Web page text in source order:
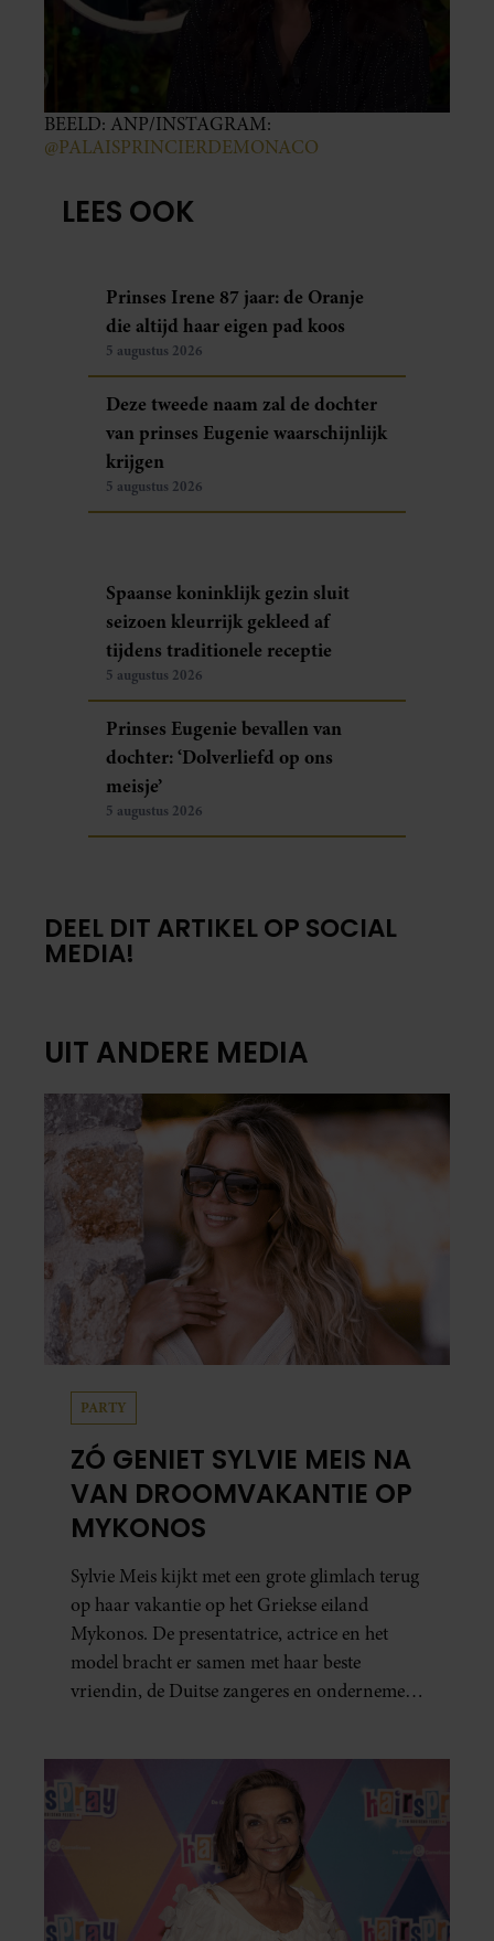
BEELD: ANP/INSTAGRAM:
@PALAISPRINCIERDEMONACO
LEES OOK
Prinses Irene 87 jaar: de Oranje
die altijd haar eigen pad koos
5 augustus 2026
Deze tweede naam zal de dochter
van prinses Eugenie waarschijnlijk
krijgen
5 augustus 2026
Spaanse koninklijk gezin sluit
seizoen kleurrijk gekleed af
tijdens traditionele receptie
5 augustus 2026
Prinses Eugenie bevallen van
dochter: ‘Dolverliefd op ons
meisje’
5 augustus 2026
DEEL DIT ARTIKEL OP SOCIAL
MEDIA!
UIT ANDERE MEDIA
PARTY
ZÓ GENIET SYLVIE MEIS NA
VAN DROOMVAKANTIE OP
MYKONOS
Sylvie Meis kijkt met een grote glimlach terug
op haar vakantie op het Griekse eiland
Mykonos. De presentatrice, actrice en het
model bracht er samen met haar beste
vriendin, de Duitse zangeres en ondernemer
zonovergoten bestemming én vertelt ze hoe
bijzonder de reis voor haar is geweest.